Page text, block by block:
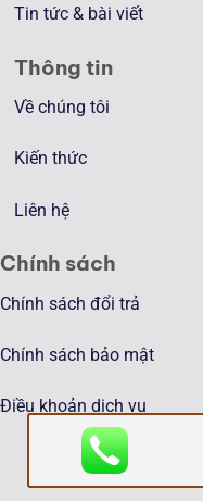
Tin tức & bài viết
Thông tin
Về chúng tôi
Kiến thức
Liên hệ
Chính sách
Chính sách đổi trả
Chính sách bảo mật
Điều khoản dịch vụ